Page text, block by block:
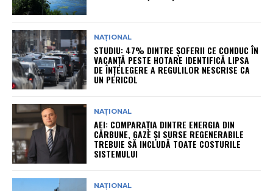
NAȚIONAL
STUDIU: 47% DINTRE ȘOFERII CE CONDUC ÎN
VACANȚĂ PESTE HOTARE IDENTIFICĂ LIPSA
DE ÎNȚELEGERE A REGULILOR NESCRISE CA
UN PERICOL
NAȚIONAL
AEI: COMPARAȚIA DINTRE ENERGIA DIN
CĂRBUNE, GAZE ȘI SURSE REGENERABILE
TREBUIE SĂ INCLUDĂ TOATE COSTURILE
SISTEMULUI
NAȚIONAL